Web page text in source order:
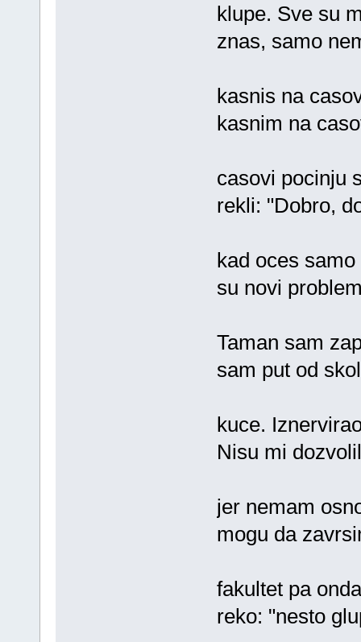
klupe. Sve su
znas, samo
kasnis na
kasnim na
casovi pocinju
rekli: "Dobro,
kad oces
su novi
Taman sam
sam put od
kuce.
Nisu mi
jer nemam
mogu da
fakultet pa
reko: "nesto